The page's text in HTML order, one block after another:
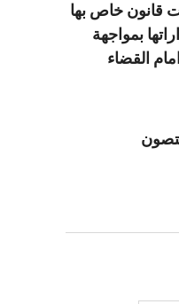
قانون خاص بها
بمواجهة
القضاء